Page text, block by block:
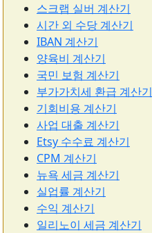
스크랩 실버 계산기
시간 외 수당 계산기
IBAN 계산기
양육비 계산기
국민 보험 계산기
부가가치세 환급 계산기
기회비용 계산기
사업 대출 계산기
Etsy 수수료 계산기
CPM 계산기
뉴욕 세금 계산기
실업률 계산기
수익 계산기
일리노이 세금 계산기